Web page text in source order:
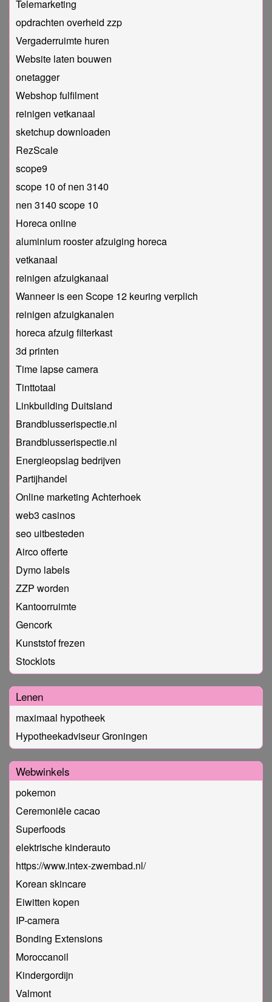
Telemarketing
opdrachten overheid zzp
Vergaderruimte huren
Website laten bouwen
onetagger
Webshop fulfilment
reinigen vetkanaal
sketchup downloaden
RezScale
scope9
scope 10 of nen 3140
nen 3140 scope 10
Horeca online
aluminium rooster afzuiging horeca
vetkanaal
reinigen afzuigkanaal
Wanneer is een Scope 12 keuring verplich
reinigen afzuigkanalen
horeca afzuig filterkast
3d printen
Time lapse camera
Tinttotaal
Linkbuilding Duitsland
Brandblusserispectie.nl
Brandblusserispectie.nl
Energieopslag bedrijven
Partijhandel
Online marketing Achterhoek
web3 casinos
seo uitbesteden
Airco offerte
Dymo labels
ZZP worden
Kantoorruimte
Gencork
Kunststof frezen
Stocklots
Lenen
maximaal hypotheek
Hypotheekadviseur Groningen
Webwinkels
pokemon
Ceremoniële cacao
Superfoods
elektrische kinderauto
https://www.intex-zwembad.nl/
Korean skincare
Eiwitten kopen
IP-camera
Bonding Extensions
Moroccanoil
Kindergordijn
Valmont